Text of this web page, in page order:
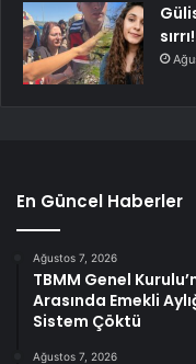
En Güncel Haberler
Ağustos 7, 2026
TBMM Genel
Arasında Emekli
Sistem Çöktü
Ağustos 7, 2026